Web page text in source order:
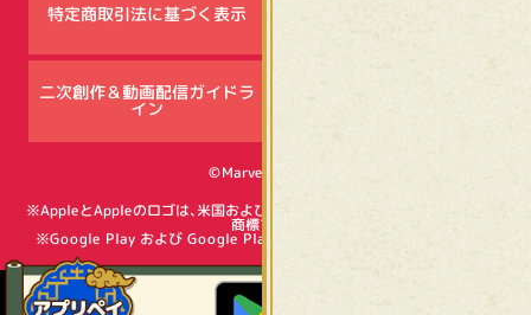
特定商取引法に基づく表示 資金決済法に基づく表示
二次創作＆動画配信ガイドラ
イン
©Marvelous Inc.
※AppleとAppleのロゴは、米国およびその他の国で登録されたApple Inc.の
商標です。
※Google Play および Google Play ロゴは、Google LLC の商標です。